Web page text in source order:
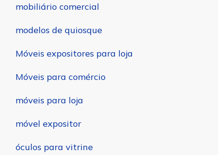
mobiliário comercial
modelos de quiosque
Móveis expositores para loja
Móveis para comércio
móveis para loja
móvel expositor
óculos para vitrine